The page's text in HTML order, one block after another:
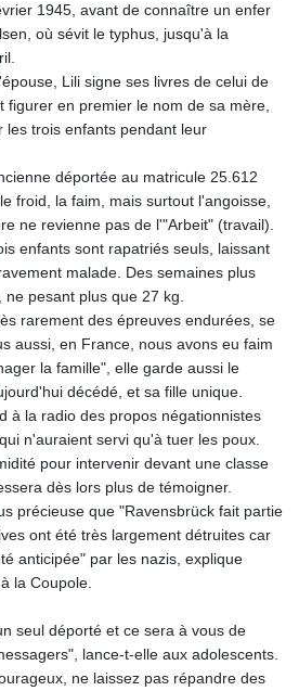
1945, avant de connaître un enfer
où sévit le typhus, jusqu'à la
Lili signe ses livres de celui de
figurer en premier le nom de sa mère,
les trois enfants pendant leur
déportée au matricule 25.612
froid, la faim, mais surtout l'angoisse,
ne revienne pas de l'"Arbeit" (travail).
enfants sont rapatriés seuls, laissant
malade. Des semaines plus
pesant plus que 27 kg.
rarement des épreuves endurées, se
aussi, en France, nous avons eu faim
la famille", elle garde aussi le
décédé, et sa fille unique.
à la radio des propos négationnistes
n'auraient servi qu'à tuer les poux.
pour intervenir devant une classe
dès lors plus de témoigner.
précieuse que "Ravensbrück fait partie
ont été très largement détruites car
anticipée" par les nazis, explique
la Coupole.
seul déporté et ce sera à vous de
lance-t-elle aux adolescents.
ne laissez pas répandre des